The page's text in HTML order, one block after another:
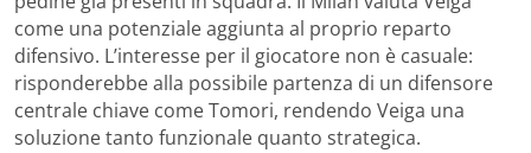
come una potenziale aggiunta al proprio reparto
difensivo. L’interesse per il giocatore non è casuale:
risponderebbe alla possibile partenza di un difensore
centrale chiave come Tomori, rendendo Veiga una
soluzione tanto funzionale quanto strategica.